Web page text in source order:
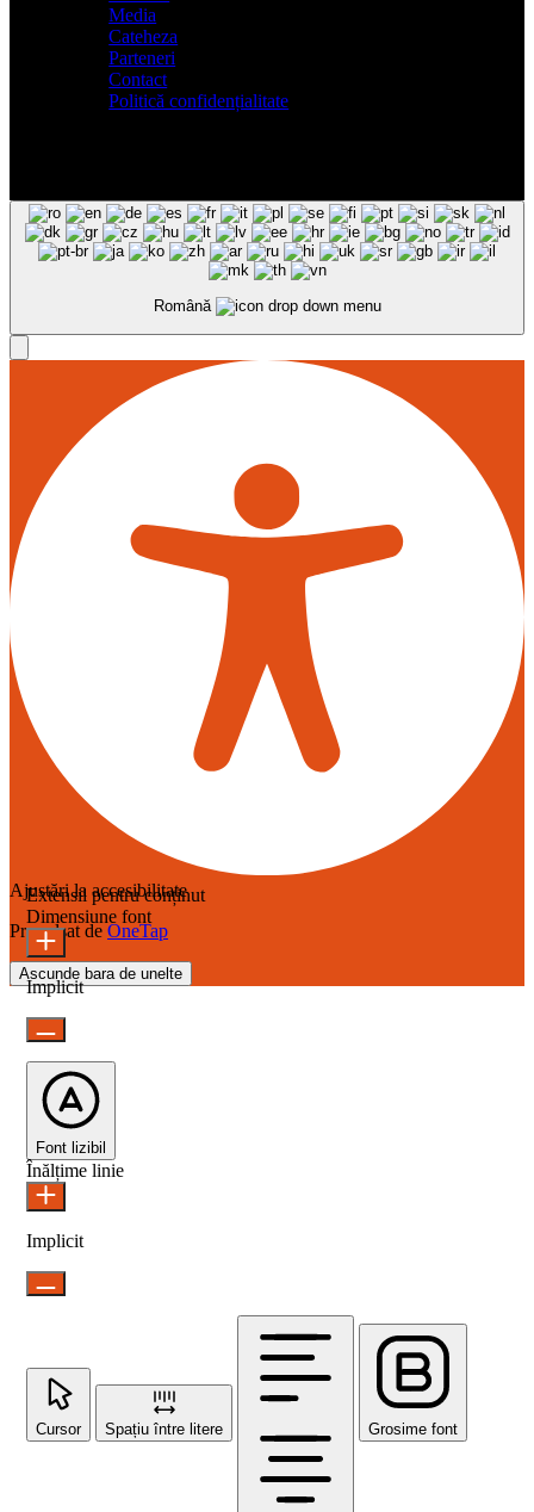
Media
Cateheza
Parteneri
Contact
Politică confidențialitate
Română
Ajustări la accesibilitate
Propulsat de OneTap
Ascunde bara de unelte
Extensii pentru conținut
Dimensiune font
Implicit
Font lizibil
Înălțime linie
Implicit
Cursor Spațiu între litere Grosime font